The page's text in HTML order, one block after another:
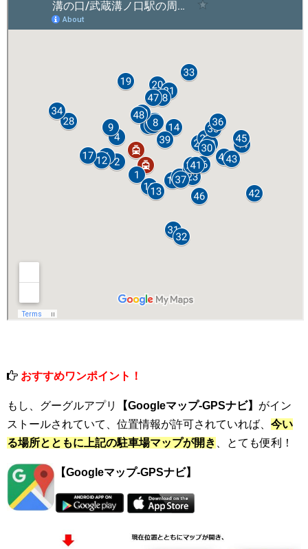
おすすめワンポイント！
もし、グーグルアプリ 【Googleマップ-GPSナビ】 がイン
ストールされていて、位置情報が許可されていれば、 今い
る場所とともに上記の駐車場マップが開き
、とても便利！
【Googleマップ-GPSナビ】